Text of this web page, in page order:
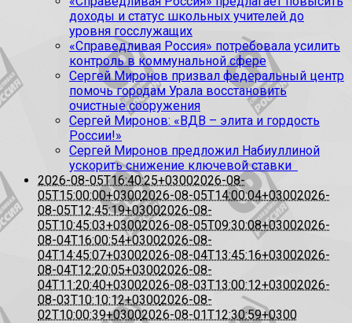
доходы и статус школьных учителей до
уровня госслужащих
«Справедливая Россия» потребовала усилить
контроль в коммунальной сфере
Сергей Миронов призвал федеральный центр
помочь городам Урала восстановить
очистные сооружения
Сергей Миронов: «ВДВ – элита и гордость
России!»
Сергей Миронов предложил Набиуллиной
ускорить снижение ключевой ставки
2026-08-05T16:40:25+03002026-08-
05T15:00:00+03002026-08-05T14:00:04+03002026-
08-05T12:45:19+03002026-08-
05T10:45:03+03002026-08-05T09:30:08+03002026-
08-04T16:00:54+03002026-08-
04T14:45:07+03002026-08-04T13:45:16+03002026-
08-04T12:20:05+03002026-08-
04T11:20:40+03002026-08-03T13:00:12+03002026-
08-03T10:10:12+03002026-08-
02T10:00:39+03002026-08-01T12:30:59+0300